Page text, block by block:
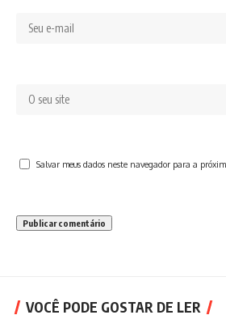
Salvar meus dados neste navegador para a
VOCÊ PODE GOSTAR DE LER